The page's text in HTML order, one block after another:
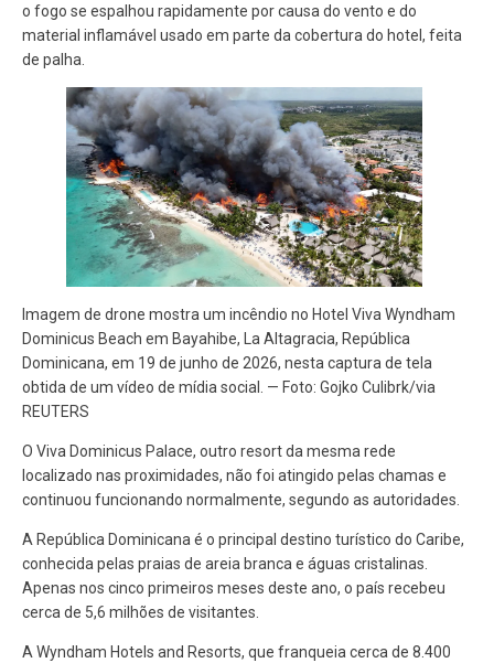
o fogo se espalhou rapidamente por causa do vento e do
material inflamável usado em parte da cobertura do hotel, feita
de palha.
Imagem de drone mostra um incêndio no Hotel Viva Wyndham
Dominicus Beach em Bayahibe, La Altagracia, República
Dominicana, em 19 de junho de 2026, nesta captura de tela
obtida de um vídeo de mídia social. — Foto: Gojko Culibrk/via
REUTERS
O Viva Dominicus Palace, outro resort da mesma rede
localizado nas proximidades, não foi atingido pelas chamas e
continuou funcionando normalmente, segundo as autoridades.
A República Dominicana é o principal destino turístico do Caribe,
conhecida pelas praias de areia branca e águas cristalinas.
Apenas nos cinco primeiros meses deste ano, o país recebeu
cerca de 5,6 milhões de visitantes.
A Wyndham Hotels and Resorts, que franqueia cerca de 8.400